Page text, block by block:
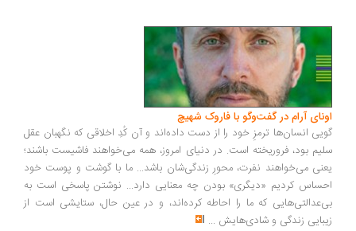
آرام در گفت‌وگو با فاروک شهیچ‭
انسان‌ها ترمزِ خود را از دست داده‌اند و آن کُدِ اخلاقی که نگهبان عقل
بود، فروریخته است. در دنیای امروز، همه می‌خواهند فاشیست باشند؛
می‌خواهند نفرت، محورِ زندگی‌شان باشد... ما با گوشت و پوست خود
کردیم «دیگری» بودن چه معنایی دارد... نوشتن پاسخی است به
که ما را احاطه کرده‌اند، و در عین حال، ستایشی است از
زندگی و شادی‌هایش...